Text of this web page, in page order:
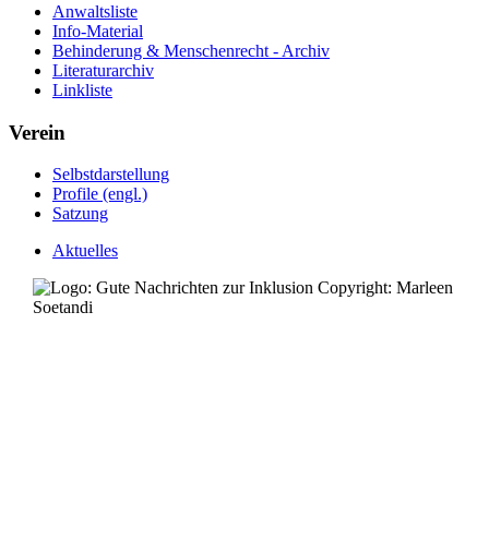
Anwaltsliste
Info-Material
Behinderung & Menschenrecht - Archiv
Literaturarchiv
Linkliste
Verein
Selbstdarstellung
Profile (engl.)
Satzung
Aktuelles